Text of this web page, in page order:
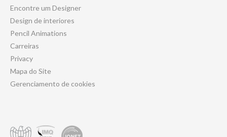
Encontre um Designer
Design de interiores
Pencil Animations
Carreiras
Privacy
Mapa do Site
Gerenciamento de cookies